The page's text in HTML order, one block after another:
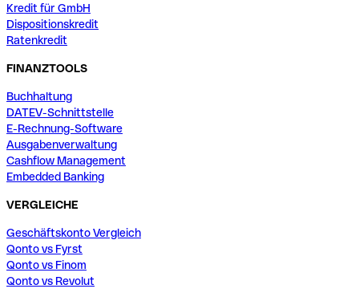
Kredit für GmbH
Dispositionskredit
Ratenkredit
FINANZTOOLS
Buchhaltung
DATEV-Schnittstelle
E-Rechnung-Software
Ausgabenverwaltung
Cashflow Management
Embedded Banking
VERGLEICHE
Geschäftskonto Vergleich
Qonto vs Fyrst
Qonto vs Finom
Qonto vs Revolut